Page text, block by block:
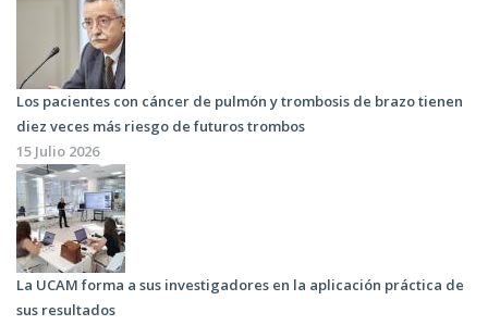
Los pacientes con cáncer de pulmón y trombosis de brazo tienen
diez veces más riesgo de futuros trombos
15 Julio 2026
La UCAM forma a sus investigadores en la aplicación práctica de
sus resultados